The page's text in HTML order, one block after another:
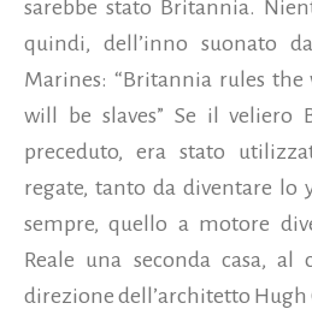
sarebbe stato Britannia.
quindi, dell’inno suonato
Marines: “Britannia rules the
will be slaves” Se il veliero
preceduto, era stato
regate, tanto da diventare lo
sempre, quello a motore
Reale una seconda casa,
direzione dell’architetto Hugh